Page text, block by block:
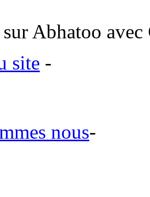
Abhatoo
site -
nous-